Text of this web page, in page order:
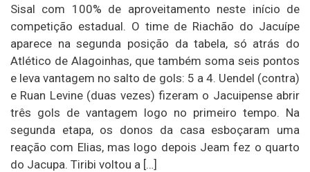
Sisal com 100% de aproveitamento neste início de
competição estadual. O time de Riachão do Jacuípe
aparece na segunda posição da tabela, só atrás do
Atlético de Alagoinhas, que também soma seis pontos
e leva vantagem no salto de gols: 5 a 4. Uendel (contra)
e Ruan Levine (duas vezes) fizeram o Jacuipense abrir
três gols de vantagem logo no primeiro tempo. Na
segunda etapa, os donos da casa esboçaram uma
reação com Elias, mas logo depois Jeam fez o quarto
do Jacupa. Tiribi voltou a […]